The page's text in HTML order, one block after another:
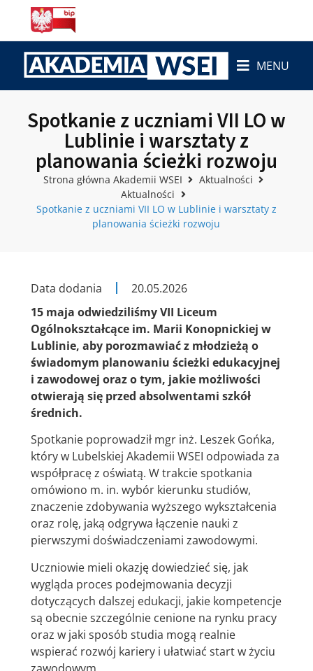
MENU
Spotkanie z uczniami VII LO w
Lublinie i warsztaty z
planowania ścieżki rozwoju
Strona główna Akademii WSEI
Aktualności
Aktualności
Spotkanie z uczniami VII LO w Lublinie i warsztaty z
planowania ścieżki rozwoju
Data dodania
20.05.2026
15 maja odwiedziliśmy VII Liceum
Ogólnokształcące im. Marii Konopnickiej w
Lublinie, aby porozmawiać z młodzieżą o
świadomym planowaniu ścieżki edukacyjnej
i zawodowej oraz o tym, jakie możliwości
otwierają się przed absolwentami szkół
średnich.
Spotkanie poprowadził mgr inż. Leszek Gońka,
który w Lubelskiej Akademii WSEI odpowiada za
współpracę z oświatą. W trakcie spotkania
omówiono m. in. wybór kierunku studiów,
znaczenie zdobywania wyższego wykształcenia
oraz rolę, jaką odgrywa łączenie nauki z
pierwszymi doświadczeniami zawodowymi.
Uczniowie mieli okazję dowiedzieć się, jak
wygląda proces podejmowania decyzji
dotyczących dalszej edukacji, jakie kompetencje
są obecnie szczególnie cenione na rynku pracy
oraz w jaki sposób studia mogą realnie
wspierać rozwój kariery i ułatwiać start w życiu